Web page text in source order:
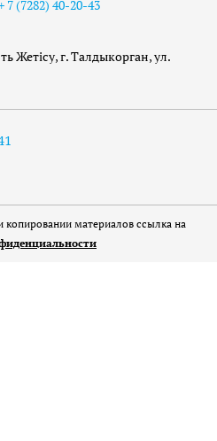
7 (7282) 40-20-43
Жетісу, г. Талдыкорган, ул.
копировании материалов ссылка на